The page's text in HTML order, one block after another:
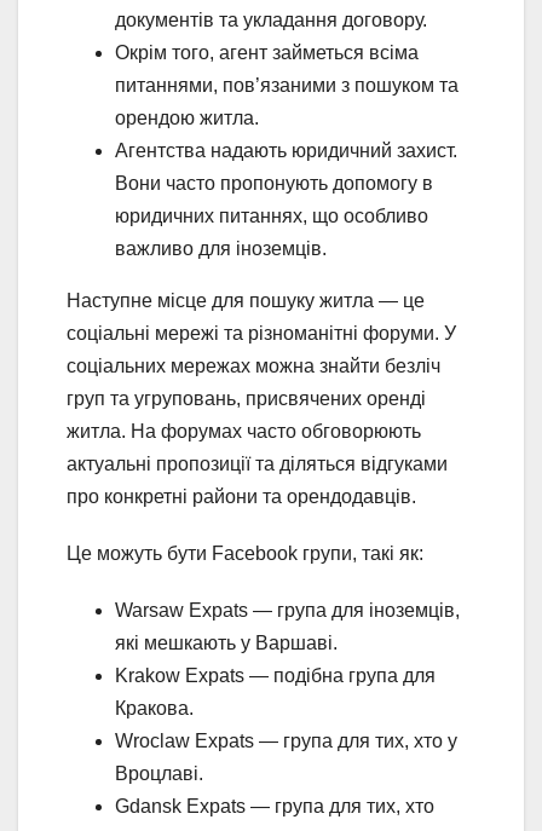
документів та укладання договору.
Окрім того, агент займеться всіма
питаннями, пов’язаними з пошуком та
орендою житла.
Агентства надають юридичний захист.
Вони часто пропонують допомогу в
юридичних питаннях, що особливо
важливо для іноземців.
Наступне місце для пошуку житла — це
соціальні мережі та різноманітні форуми. У
соціальних мережах можна знайти безліч
груп та угруповань, присвячених оренді
житла. На форумах часто обговорюють
актуальні пропозиції та діляться відгуками
про конкретні райони та орендодавців.
Це можуть бути Facebook групи, такі як:
Warsaw Expats — група для іноземців,
які мешкають у Варшаві.
Krakow Expats — подібна група для
Кракова.
Wroclaw Expats — група для тих, хто у
Вроцлаві.
Gdansk Expats — група для тих, хто